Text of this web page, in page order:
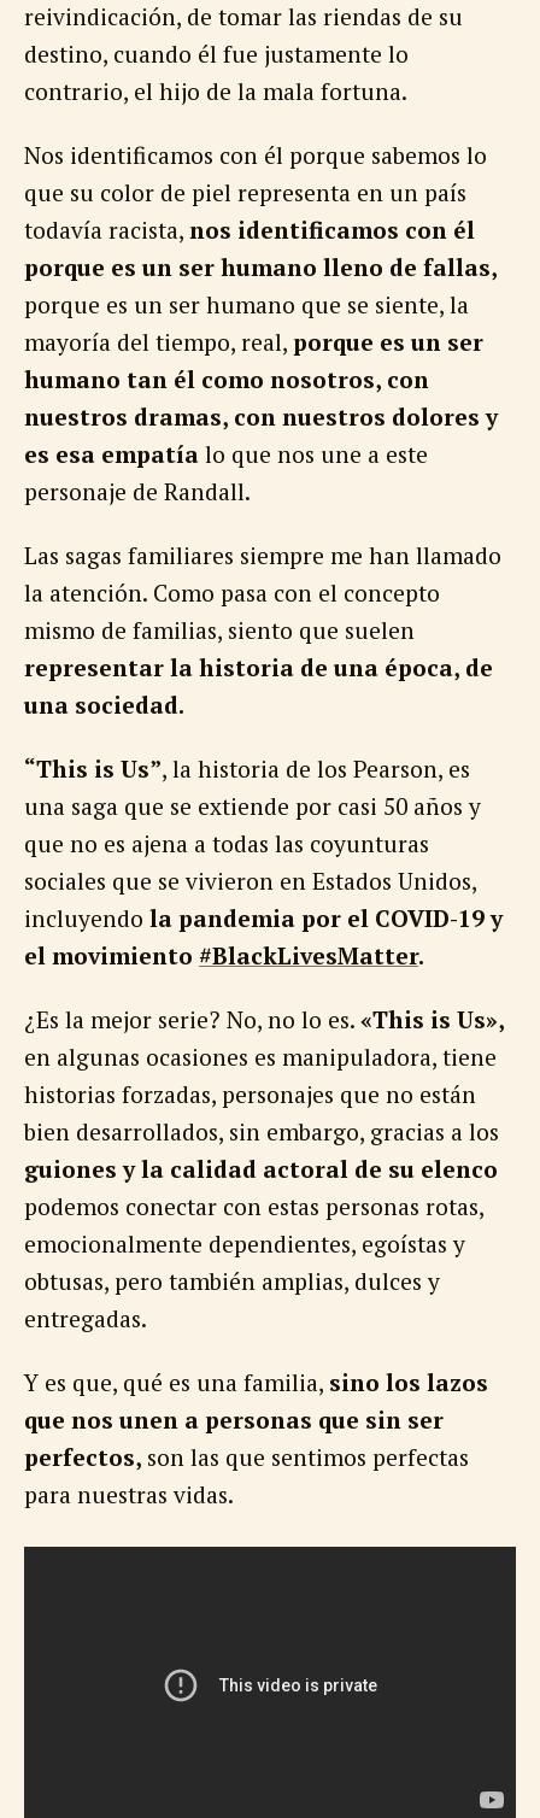
reivindicación, de tomar las riendas de su
destino, cuando él fue justamente lo
contrario, el hijo de la mala fortuna.
Nos identificamos con él porque sabemos lo
que su color de piel representa en un país
todavía racista, nos identificamos con él
porque es un ser humano lleno de fallas,
porque es un ser humano que se siente, la
mayoría del tiempo, real, porque es un ser
humano tan él como nosotros, con
nuestros dramas, con nuestros dolores y
es esa empatía lo que nos une a este
personaje de Randall.
Las sagas familiares siempre me han llamado
la atención. Como pasa con el concepto
mismo de familias, siento que suelen
representar la historia de una época, de
una sociedad.
“This is Us”, la historia de los Pearson, es
una saga que se extiende por casi 50 años y
que no es ajena a todas las coyunturas
sociales que se vivieron en Estados Unidos,
incluyendo la pandemia por el COVID-19 y
el movimiento #BlackLivesMatter.
¿Es la mejor serie? No, no lo es. «This is Us»,
en algunas ocasiones es manipuladora, tiene
historias forzadas, personajes que no están
bien desarrollados, sin embargo, gracias a los
guiones y la calidad actoral de su elenco
podemos conectar con estas personas rotas,
emocionalmente dependientes, egoístas y
obtusas, pero también amplias, dulces y
entregadas.
Y es que, qué es una familia, sino los lazos
que nos unen a personas que sin ser
perfectos, son las que sentimos perfectas
para nuestras vidas.